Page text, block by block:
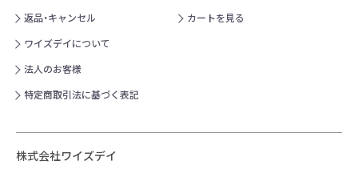
返品・キャンセル
ワイズデイについて
法人のお客様
特定商取引法に基づく表記
カートを見る
株式会社ワイズデイ